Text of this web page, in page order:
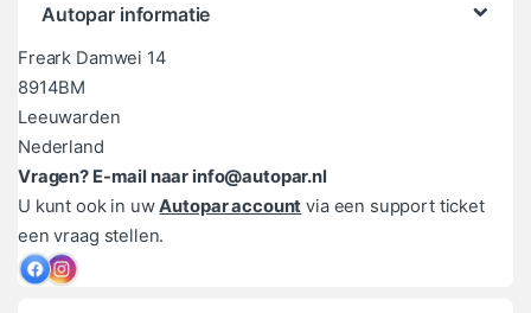
Autopar informatie
Freark Damwei 14
8914BM
Leeuwarden
Nederland
Vragen? E-mail naar info@autopar.nl
U kunt ook in uwAutopar account via een support ticket
een vraag stellen.